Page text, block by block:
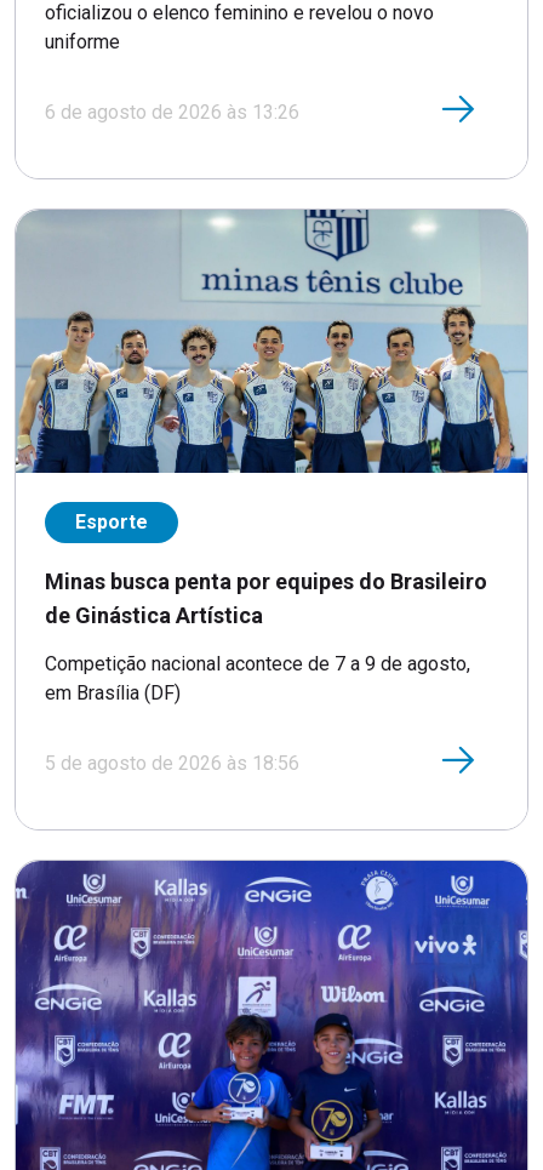
oficializou o elenco feminino e revelou o novo
uniforme
6 de agosto de 2026 às 13:26
Esporte
Minas busca penta por equipes do Brasileiro
de Ginástica Artística
Competição nacional acontece de 7 a 9 de agosto,
em Brasília (DF)
5 de agosto de 2026 às 18:56